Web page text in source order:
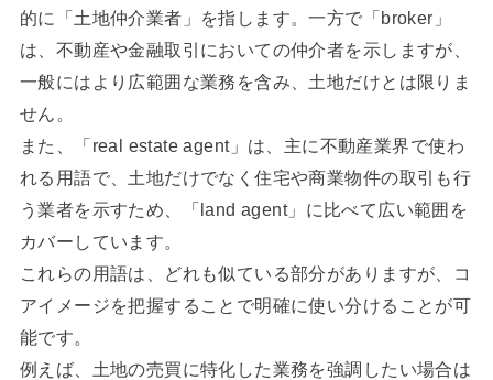
的に「土地仲介業者」を指します。一方で「broker」
は、不動産や金融取引においての仲介者を示しますが、
一般にはより広範囲な業務を含み、土地だけとは限りま
せん。
また、「real estate agent」は、主に不動産業界で使わ
れる用語で、土地だけでなく住宅や商業物件の取引も行
う業者を示すため、「land agent」に比べて広い範囲を
カバーしています。
これらの用語は、どれも似ている部分がありますが、コ
アイメージを把握することで明確に使い分けることが可
能です。
例えば、土地の売買に特化した業務を強調したい場合は